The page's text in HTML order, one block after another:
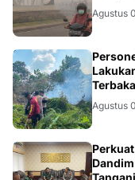
Agustus
KALBAR
Agustus
KALBAR